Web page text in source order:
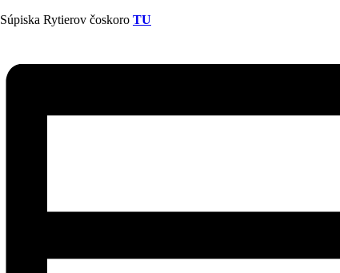
Súpiska Rytierov čoskoro TU